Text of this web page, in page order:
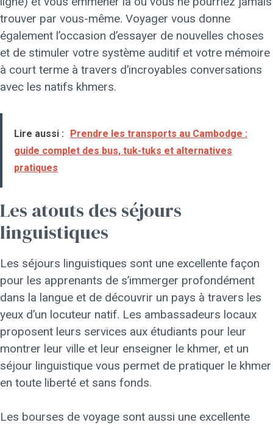
trouver par vous-même. Voyager vous donne
également l’occasion d’essayer de nouvelles choses
et de stimuler votre système auditif et votre mémoire
à court terme à travers d’incroyables conversations
avec les natifs khmers.
Lire aussi :
Prendre les transports au Cambodge :
guide complet des bus, tuk-tuks et alternatives
pratiques
Les atouts des séjours
linguistiques
Les séjours linguistiques sont une excellente façon
pour les apprenants de s’immerger profondément
dans la langue et de découvrir un pays à travers les
yeux d’un locuteur natif. Les ambassadeurs locaux
proposent leurs services aux étudiants pour leur
montrer leur ville et leur enseigner le khmer, et un
séjour linguistique vous permet de pratiquer le khmer
en toute liberté et sans fonds.
Les bourses de voyage sont aussi une excellente